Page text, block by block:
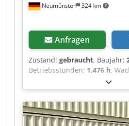
Neumünster 324 km
Anfragen
Zustand: gebraucht, Baujahr:
Betriebsstunden: 1.476 h,
Minibagger aus Baujahr 2019
Betriebsstunden: ----*
Neuson * Typ: ET16 *
Abgelesene Betriebsstunden:
Betriebsgewicht: ca. 1.715 Kg